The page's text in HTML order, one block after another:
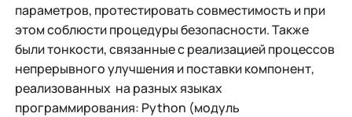
параметров, протестировать совместимость и при
этом соблюсти процедуры безопасности. Также
были тонкости, связанные с реализацией процессов
непрерывного улучшения и поставки компонент,
реализованных на разных языках
программирования: Python (модуль